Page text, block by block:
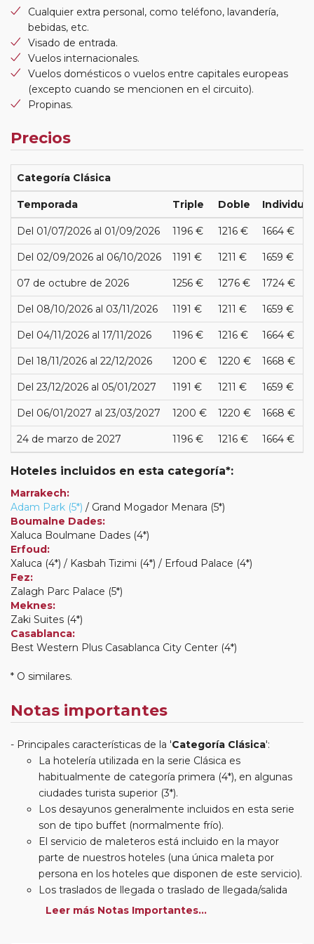
Cualquier extra personal, como teléfono, lavandería,
bebidas, etc.
Visado de entrada.
Vuelos internacionales.
Vuelos domésticos o vuelos entre capitales europeas
(excepto cuando se mencionen en el circuito).
Propinas.
Precios
Categoría Clásica
Temporada Triple Doble Individual
Del 01/07/2026 al 01/09/2026 1196 € 1216 € 1664 €
Del 02/09/2026 al 06/10/2026 1191 € 1211 € 1659 €
07 de octubre de 2026 1256 € 1276 € 1724 €
Del 08/10/2026 al 03/11/2026 1191 € 1211 € 1659 €
Del 04/11/2026 al 17/11/2026 1196 € 1216 € 1664 €
Del 18/11/2026 al 22/12/2026 1200 € 1220 € 1668 €
Del 23/12/2026 al 05/01/2027 1191 € 1211 € 1659 €
Del 06/01/2027 al 23/03/2027 1200 € 1220 € 1668 €
24 de marzo de 2027 1196 € 1216 € 1664 €
Hoteles incluidos en esta categoría*:
Marrakech:
Adam Park (5*) / Grand Mogador Menara (5*)
Boumalne Dades:
Xaluca Boulmane Dades (4*)
Erfoud:
Xaluca (4*) / Kasbah Tizimi (4*) / Erfoud Palace (4*)
Fez:
Zalagh Parc Palace (5*)
Meknes:
Zaki Suites (4*)
Casablanca:
Best Western Plus Casablanca City Center (4*)
* O similares.
Notas importantes
Principales características de la 'Categoría Clásica':
La hotelería utilizada en la serie Clásica es
habitualmente de categoría primera (4*), en algunas
ciudades turista superior (3*).
Los desayunos generalmente incluidos en esta serie
son de tipo buffet (normalmente frío).
El servicio de maleteros está incluido en la mayor
parte de nuestros hoteles (una única maleta por
persona en los hoteles que disponen de este servicio).
Los traslados de llegada o traslado de llegada/salida
estarán incluidos según itinerario.
Leer más Notas Importantes...